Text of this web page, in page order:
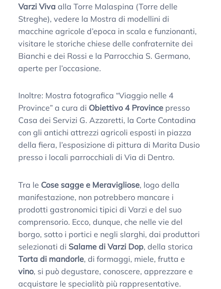
Varzi Viva alla Torre Malaspina (Torre delle
Streghe), vedere la Mostra di modellini di
macchine agricole d’epoca in scala e funzionanti,
visitare le storiche chiese delle confraternite dei
Bianchi e dei Rossi e la Parrocchia S. Germano,
aperte per l’occasione.
Inoltre: Mostra fotografica “Viaggio nelle 4
Province” a cura di Obiettivo 4 Province presso
Casa dei Servizi G. Azzaretti, la Corte Contadina
con gli antichi attrezzi agricoli esposti in piazza
della fiera, l’esposizione di pittura di Marita Dusio
presso i locali parrocchiali di Via di Dentro.
Tra le Cose sagge e Meravigliose, logo della
manifestazione, non potrebbero mancare i
prodotti gastronomici tipici di Varzi e del suo
comprensorio. Ecco, dunque, che nelle vie del
borgo, sotto i portici e negli slarghi, dai produttori
selezionati di Salame di Varzi Dop, della storica
Torta di mandorle, di formaggi, miele, frutta e
vino, si può degustare, conoscere, apprezzare e
acquistare le specialità più rappresentative.